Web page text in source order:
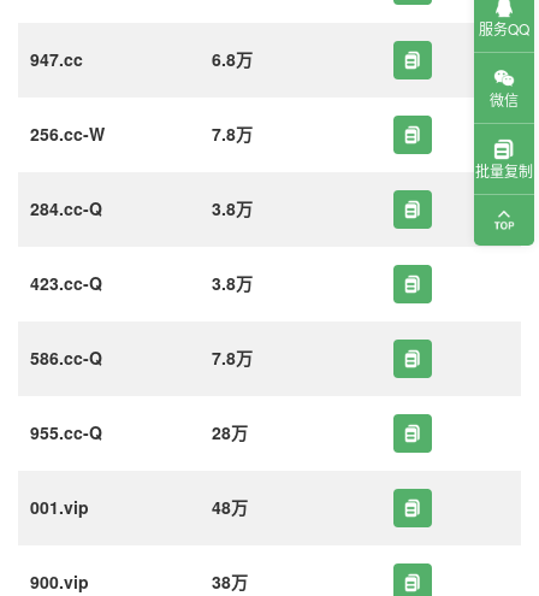
947.cc 6.8万
256.cc-W 7.8万
284.cc-Q 3.8万
423.cc-Q 3.8万
586.cc-Q 7.8万
955.cc-Q 28万
001.vip 48万
900.vip 38万
服务QQ
微信
批量复制